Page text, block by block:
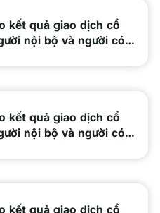
kết quả giao dịch cổ
nội bộ và người có
kết quả giao dịch cổ
nội bộ và người có
kết quả giao dịch cổ